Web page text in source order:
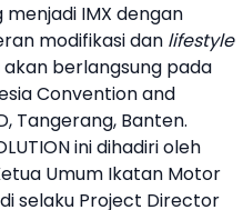
IMX dengan
modifikasi dan lifestyle
berlangsung pada
Convention and
Tangerang, Banten.
ini dihadiri oleh
Umum Ikatan Motor
selaku Project Director